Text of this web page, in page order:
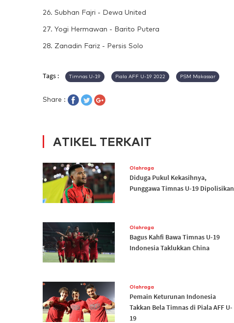
26. Subhan Fajri - Dewa United
27. Yogi Hermawan - Barito Putera
28. Zanadin Fariz - Persis Solo
Tags : Timnas U-19 Piala AFF U-19 2022 PSM Makassar
Share :
ATIKEL TERKAIT
Olahraga
Diduga Pukul Kekasihnya,
Punggawa Timnas U-19 Dipolisikan
Olahraga
Bagus Kahfi Bawa Timnas U-19
Indonesia Taklukkan China
Olahraga
Pemain Keturunan Indonesia
Takkan Bela Timnas di Piala AFF U-
19